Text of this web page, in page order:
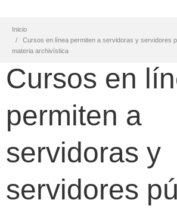
Inicio
Cursos en línea permiten a servidoras y servidores
materia archivística
Cursos en
permiten a
servidoras y
servidores